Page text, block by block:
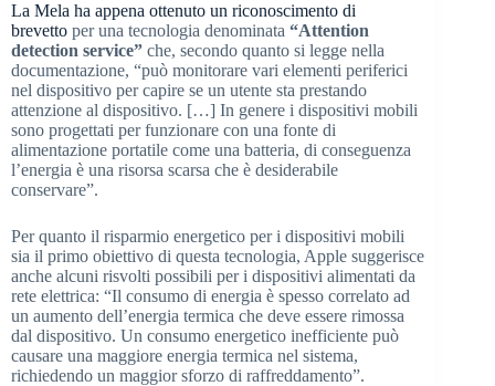
La Mela ha appena ottenuto un riconoscimento di
brevetto per una tecnologia denominata “Attention
detection service” che, secondo quanto si legge nella
documentazione, “può monitorare vari elementi periferici
nel dispositivo per capire se un utente sta prestando
attenzione al dispositivo. […] In genere i dispositivi mobili
sono progettati per funzionare con una fonte di
alimentazione portatile come una batteria, di conseguenza
l’energia è una risorsa scarsa che è desiderabile
conservare”.
Per quanto il risparmio energetico per i dispositivi mobili
sia il primo obiettivo di questa tecnologia, Apple suggerisce
anche alcuni risvolti possibili per i dispositivi alimentati da
rete elettrica: “Il consumo di energia è spesso correlato ad
un aumento dell’energia termica che deve essere rimossa
dal dispositivo. Un consumo energetico inefficiente può
causare una maggiore energia termica nel sistema,
richiedendo un maggior sforzo di raffreddamento”.